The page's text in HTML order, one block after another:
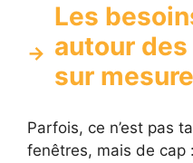
Les
autour
sur
Parfois, ce n’est pas
fenêtres, mais de cap